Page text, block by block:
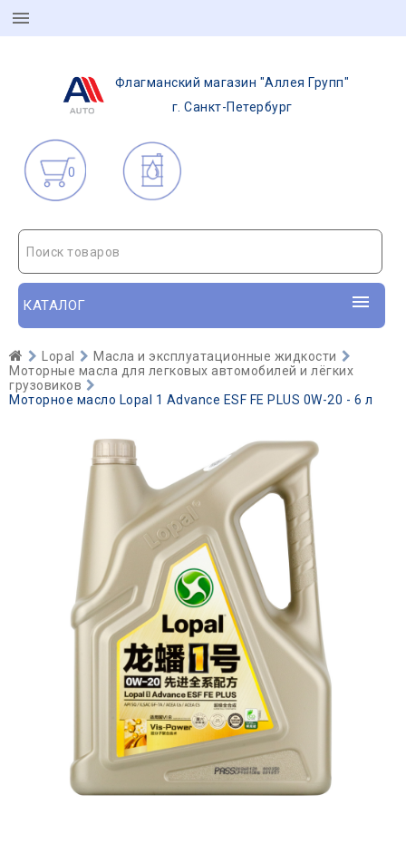
Флагманский магазин "Аллея Групп"
г. Санкт-Петербург
0
Поиск товаров
КАТАЛОГ
Lopal
Масла и эксплуатационные жидкости
Моторные масла для легковых автомобилей и лёгких
грузовиков
Моторное масло Lopal 1 Advance ESF FE PLUS 0W-20 - 6 л